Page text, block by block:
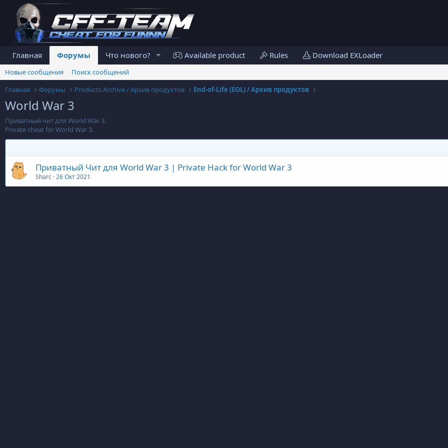
Главная Форумы Что нового? Available product Rules Download EXLoader
Новые сообщения
Поиск сообщений
Главная
Форумы Products Archive / Архив продуктов End-of-Life (EOL) / Архив продуктов
World War 3
Приватный чит для World War 3.
Private cheat for World War 3.
Приватный Чит для World War 3 | Private Hack for World War 3
Sharc 26 Окт 2021